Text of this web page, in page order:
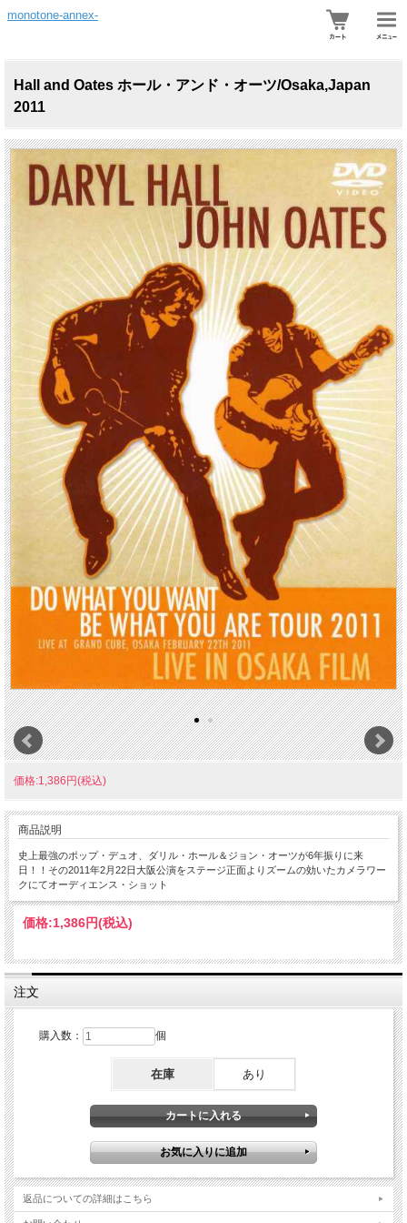
monotone-annex-
Hall and Oates ホール・アンド・オーツ/Osaka,Japan
2011
価格:1,386円(税込)
商品説明
史上最強のポップ・デュオ、ダリル・ホール＆ジョン・オーツが6年振りに来
日！！その2011年2月22日大阪公演をステージ正面よりズームの効いたカメラワー
クにてオーディエンス・ショット
価格:1,386円(税込)
注文
購入数： 個
在庫 あり
返品についての詳細はこちら